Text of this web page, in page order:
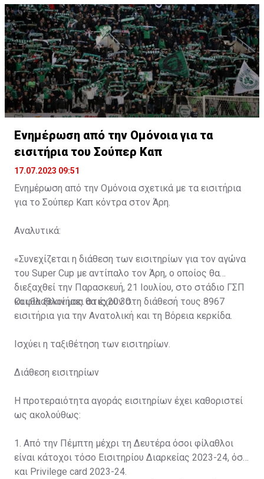
Ενημέρωση από την Ομόνοια για τα
εισιτήρια του Σούπερ Καπ
17.07.2023 09:51
Ενημέρωση από την Ομόνοια σχετικά με τα εισιτήρια
για το Σούπερ Καπ κόντρα στον Άρη.
Αναλυτικά:
«Συνεχίζεται η διάθεση των εισιτηρίων για τον αγώνα
του Super Cup με αντίπαλο τον Άρη, ο οποίος θα
διεξαχθεί την Παρασκευή, 21 Ιουλίου, στο στάδιο ΓΣΠ
και θα ξεκινήσει στις 20:30.
Οι φίλαθλοί μας θα έχουν στη διάθεσή τους 8967
εισιτήρια για την Ανατολική και τη Βόρεια κερκίδα.
Ισχύει η ταξιθέτηση των εισιτηρίων.
Διάθεση εισιτηρίων
Η προτεραιότητα αγοράς εισιτηρίων έχει καθοριστεί
ως ακολούθως:
1. Από την Πέμπτη μέχρι τη Δευτέρα όσοι φίλαθλοι
είναι κάτοχοι τόσο Εισιτηρίου Διαρκείας 2023-24, όσο
και Privilege card 2023-24.